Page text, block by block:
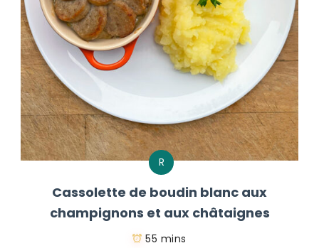
R
Cassolette de boudin blanc aux
champignons et aux châtaignes
55 mins